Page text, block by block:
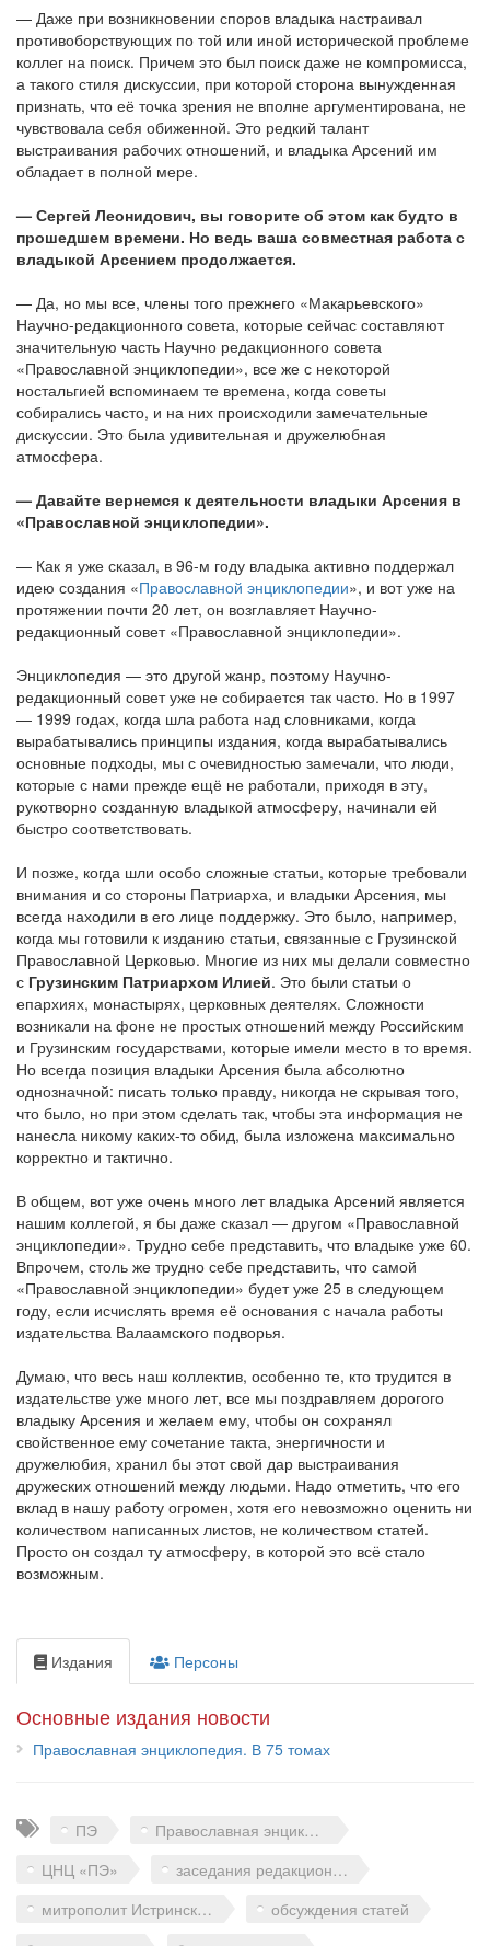
— Даже при возникновении споров владыка настраивал
противоборствующих по той или иной исторической проблеме
коллег на поиск. Причем это был поиск даже не компромисса,
а такого стиля дискуссии, при которой сторона вынужденная
признать, что её точка зрения не вполне аргументирована, не
чувствовала себя обиженной. Это редкий талант
выстраивания рабочих отношений, и владыка Арсений им
обладает в полной мере.
— Сергей Леонидович, вы говорите об этом как будто в
прошедшем времени. Но ведь ваша совместная работа с
владыкой Арсением продолжается.
— Да, но мы все, члены того прежнего «Макарьевского»
Научно-редакционного совета, которые сейчас составляют
значительную часть Научно редакционного совета
«Православной энциклопедии», все же с некоторой
ностальгией вспоминаем те времена, когда советы
собирались часто, и на них происходили замечательные
дискуссии. Это была удивительная и дружелюбная
атмосфера.
— Давайте вернемся к деятельности владыки Арсения в
«Православной энциклопедии».
— Как я уже сказал, в 96-м году владыка активно поддержал
идею создания «Православной энциклопедии», и вот уже на
протяжении почти 20 лет, он возглавляет Научно-
редакционный совет «Православной энциклопедии».
Энциклопедия — это другой жанр, поэтому Научно-
редакционный совет уже не собирается так часто. Но в 1997
— 1999 годах, когда шла работа над словниками, когда
вырабатывались принципы издания, когда вырабатывались
основные подходы, мы с очевидностью замечали, что люди,
которые с нами прежде ещё не работали, приходя в эту,
рукотворно созданную владыкой атмосферу, начинали ей
быстро соответствовать.
И позже, когда шли особо сложные статьи, которые требовали
внимания и со стороны Патриарха, и владыки Арсения, мы
всегда находили в его лице поддержку. Это было, например,
когда мы готовили к изданию статьи, связанные с Грузинской
Православной Церковью. Многие из них мы делали совместно
с Грузинским Патриархом Илией. Это были статьи о
епархиях, монастырях, церковных деятелях. Сложности
возникали на фоне не простых отношений между Российским
и Грузинским государствами, которые имели место в то время.
Но всегда позиция владыки Арсения была абсолютно
однозначной: писать только правду, никогда не скрывая того,
что было, но при этом сделать так, чтобы эта информация не
нанесла никому каких-то обид, была изложена максимально
корректно и тактично.
В общем, вот уже очень много лет владыка Арсений является
нашим коллегой, я бы даже сказал — другом «Православной
энциклопедии». Трудно себе представить, что владыке уже 60.
Впрочем, столь же трудно себе представить, что самой
«Православной энциклопедии» будет уже 25 в следующем
году, если исчислять время её основания с начала работы
издательства Валаамского подворья.
Думаю, что весь наш коллектив, особенно те, кто трудится в
издательстве уже много лет, все мы поздравляем дорогого
владыку Арсения и желаем ему, чтобы он сохранял
свойственное ему сочетание такта, энергичности и
дружелюбия, хранил бы этот свой дар выстраивания
дружеских отношений между людьми. Надо отметить, что его
вклад в нашу работу огромен, хотя его невозможно оценить ни
количеством написанных листов, не количеством статей.
Просто он создал ту атмосферу, в которой это всё стало
возможным.
Издания Персоны
Основные издания новости
Православная энциклопедия. В 75 томах
Теги ПЭ
Православная энциклопедия
ЦНЦ «ПЭ»
заседания редакционного совета
митрополит Истринский Арсений
обсуждения статей